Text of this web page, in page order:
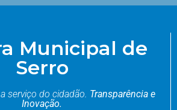
Municipal de
Serro
serviço do cidadão. Transparência e
Inovação.